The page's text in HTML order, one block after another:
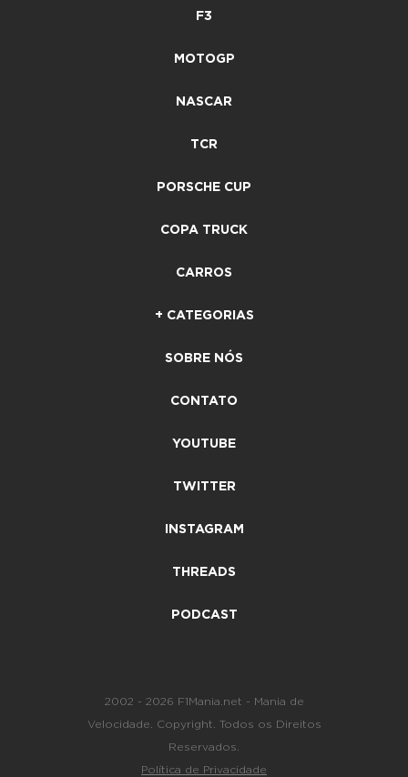
F3
MOTOGP
NASCAR
TCR
PORSCHE CUP
COPA TRUCK
CARROS
+ CATEGORIAS
SOBRE NÓS
CONTATO
YOUTUBE
TWITTER
INSTAGRAM
THREADS
PODCAST
2002 - 2026 F1Mania.net - Mania de
Velocidade. Copyright. Todos os Direitos
Reservados.
Política de Privacidade